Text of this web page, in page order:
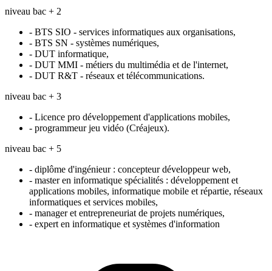
niveau bac + 2
- BTS SIO - services informatiques aux organisations,
- BTS SN - systèmes numériques,
- DUT informatique,
- DUT MMI - métiers du multimédia et de l'internet,
- DUT R&T - réseaux et télécommunications.
niveau bac + 3
- Licence pro développement d'applications mobiles,
- programmeur jeu vidéo (Créajeux).
niveau bac + 5
- diplôme d'ingénieur : concepteur développeur web,
- master en informatique spécialités : développement et
applications mobiles, informatique mobile et répartie, réseaux
informatiques et services mobiles,
- manager et entrepreneuriat de projets numériques,
- expert en informatique et systèmes d'information